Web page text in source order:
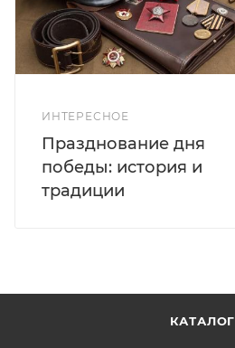
ИНТЕРЕСНОЕ
Празднование дня
победы: история и
традиции
КАТАЛОГ